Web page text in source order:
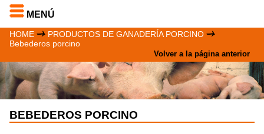
MENÚ
HOME
PRODUCTOS DE GANADERÍA PORCINO
Bebederos porcino
Volver a la página anterior
BEBEDEROS PORCINO